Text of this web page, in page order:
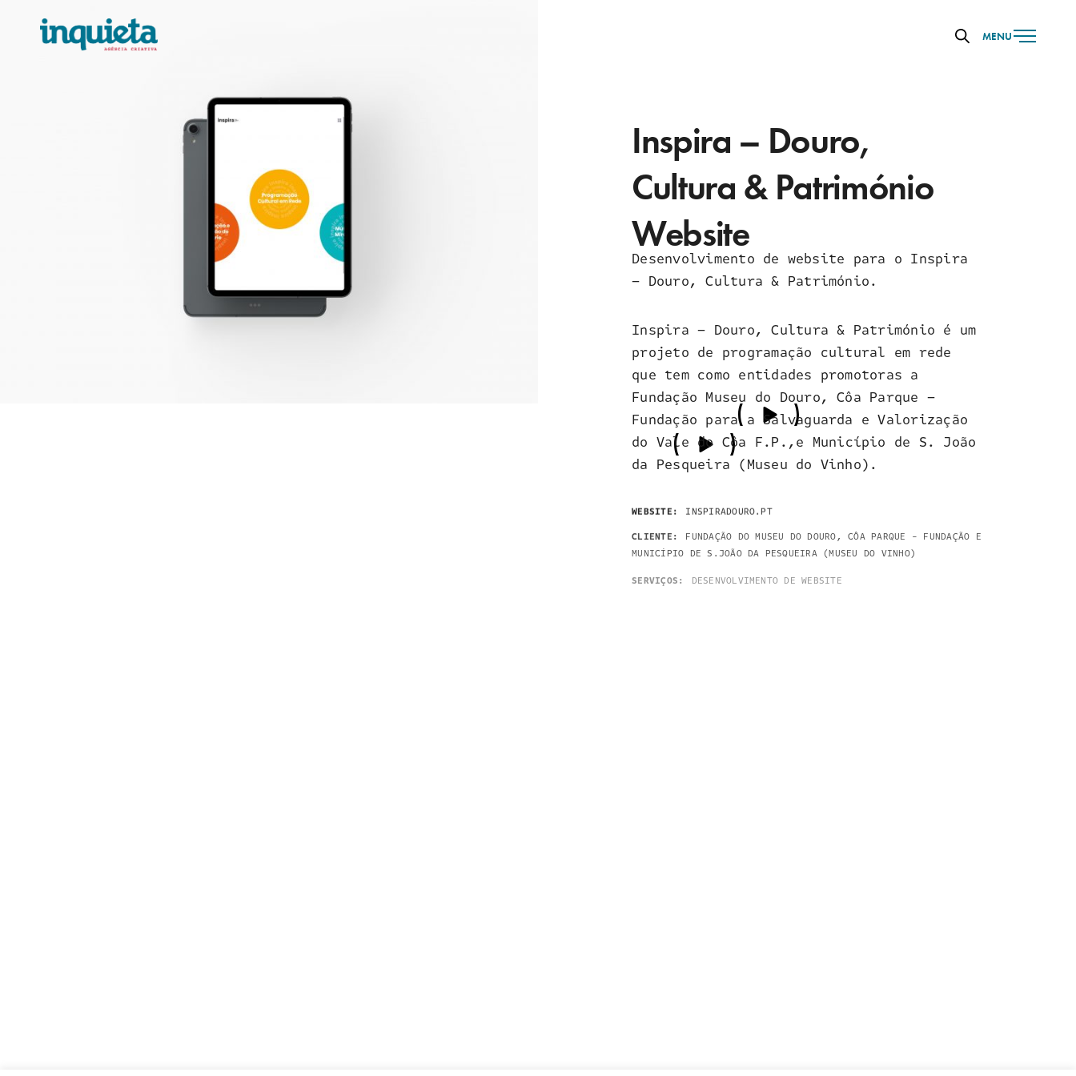
MENU
Inspira – Douro,
Cultura & Património
Website
Desenvolvimento de website para o Inspira
– Douro, Cultura & Património.
Inspira – Douro, Cultura & Património é um
projeto de programação cultural em rede
que tem como entidades promotoras a
Fundação Museu do Douro, Côa Parque –
Fundação para a Salvaguarda e Valorização
do Vale do Côa F.P.,e Município de S. João
da Pesqueira (Museu do Vinho).
WEBSITE:
INSPIRADOURO.PT
CLIENTE:
FUNDAÇÃO DO MUSEU DO DOURO, CÔA PARQUE - FUNDAÇÃO E
MUNICÍPIO DE S.JOÃO DA PESQUEIRA (MUSEU DO VINHO)
SERVIÇOS:
DESENVOLVIMENTO DE WEBSITE